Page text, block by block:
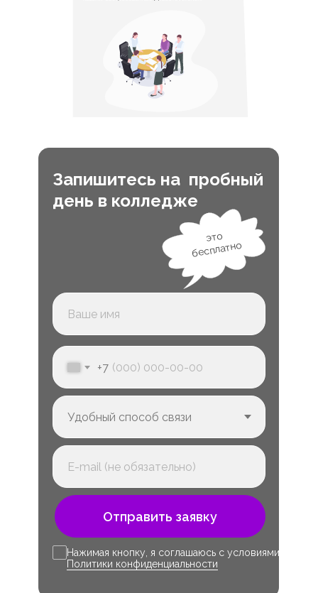
Запишитесь на пробный
день в колледже
+7
Отправить заявку
это
бесплатно
Нажимая кнопку, я соглашаюсь с условиями
Политики конфиденциальности